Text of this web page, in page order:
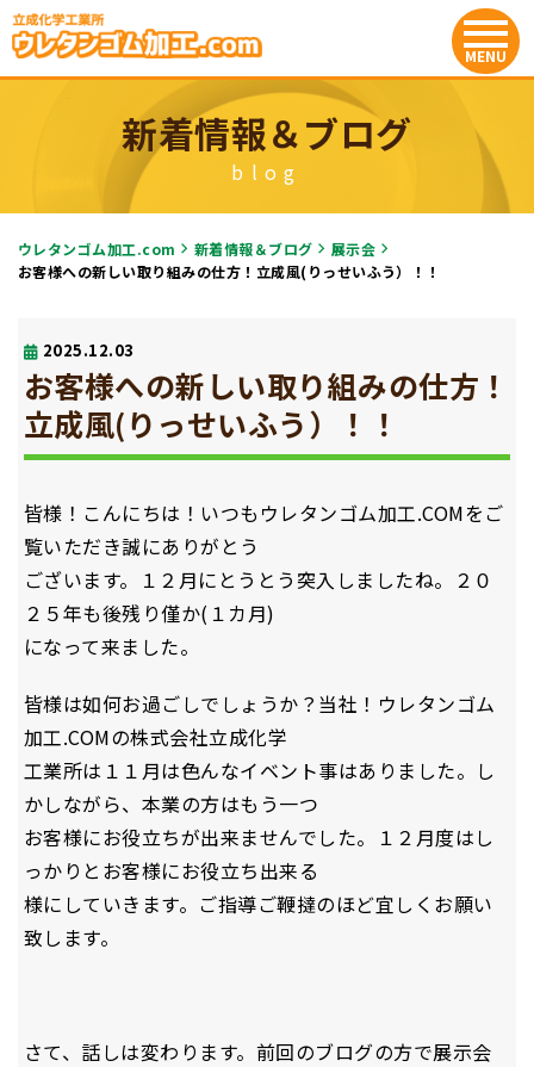
新着情報＆ブログ
blog
ウレタンゴム加工.com 新着情報＆ブログ
展示会
お客様への新しい取り組みの仕方！立成風(りっせいふう）！！
2025.12.03
お客様への新しい取り組みの仕方！
立成風(りっせいふう）！！
皆様！こんにちは！いつもウレタンゴム加工.COMをご
覧いただき誠にありがとう
ございます。１２月にとうとう突入しましたね。２０
２５年も後残り僅か(１カ月)
になって来ました。
皆様は如何お過ごしでしょうか？当社！ウレタンゴム
加工.COMの株式会社立成化学
工業所は１１月は色んなイベント事はありました。し
かしながら、本業の方はもう一つ
お客様にお役立ちが出来ませんでした。１２月度はし
っかりとお客様にお役立ち出来る
様にしていきます。ご指導ご鞭撻のほど宜しくお願い
致します。
さて、話しは変わります。前回のブログの方で展示会